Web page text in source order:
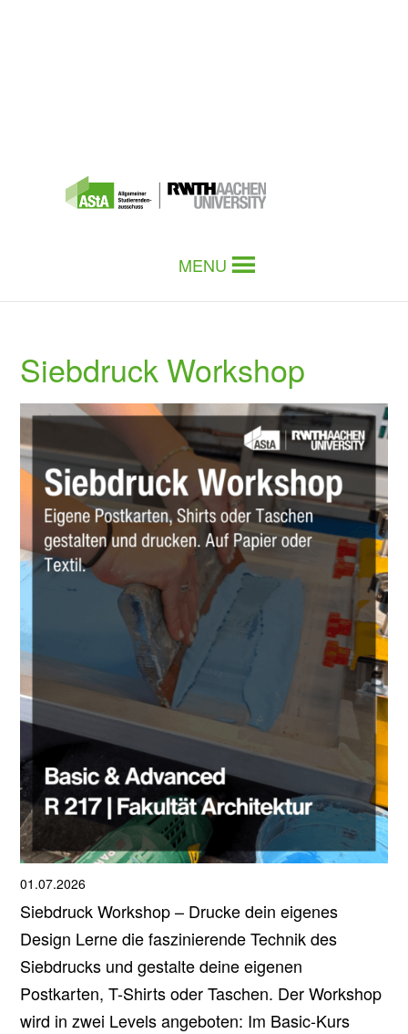
MENU
Siebdruck Workshop
01.07.2026
Siebdruck Workshop – Drucke dein eigenes
Design Lerne die faszinierende Technik des
Siebdrucks und gestalte deine eigenen
Postkarten, T-Shirts oder Taschen. Der Workshop
wird in zwei Levels angeboten: Im Basic-Kurs